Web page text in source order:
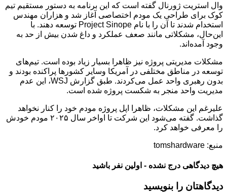
وال استریت ژورنال گفته است که این برنامه به دستور مستقیم تیم
کوک برای طراحی یک مودم اختصاصی آغاز شد و هزاران مهندس
استخدام شدند تا آن را با نام Project Sinope توسعه دهند. با
این‌حال، مشکلاتی مانند صعف عملکرد و داغ شدن بیش از حد به
وجود آمده‌اند.
مشکلات مدیریتی پروژه نیز ظاهرا بسیار زیاد بوده است. تیم‌های
توسعه در مناطق مختلفی در آمریکا وسایر کشورها پراکنده بودند و
بدون رهبری واحد عمل می‌کردند. طبق گزارش WSJ، این عدم
مدیریت واحد منجر به شکست پروژه شده است.
علیرغم این مشکلات، ظاهرا اپل پروژه مودم خود را کنار نخواهد
گذاشت. گفته می‌شود این شرکت تا اواخر سال ۲۰۲۵ مودم خودش
را معرفی خواهد کرد.
منبع: tomshardware
هیچ دیدگاهی درج نشده - اولین نفر باشید
دیدگاهتان را بنویسید